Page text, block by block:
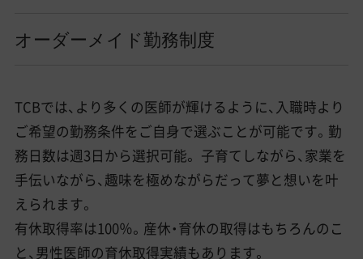
オーダーメイド勤務制度
TCBでは、より多くの医師が輝けるように、入職時より
ご希望の勤務条件をご自身で選ぶことが可能です。勤
務日数は週3日から選択可能。 子育てしながら、家業を
手伝いながら、趣味を極めながらだって夢と想いを叶
えられます。
有休取得率は100％。産休・育休の取得はもちろんのこ
と、男性医師の育休取得実績もあります。